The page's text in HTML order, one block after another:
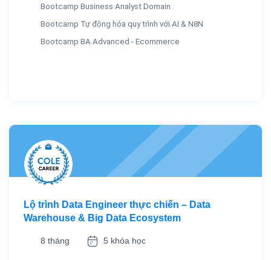
Bootcamp Business Analyst Domain
Bootcamp Tự động hóa quy trình với AI & N8N
Bootcamp BA Advanced - Ecommerce
Lộ trình Data Engineer thực chiến – Data
Warehouse & Big Data Ecosystem
8 tháng 5 khóa học